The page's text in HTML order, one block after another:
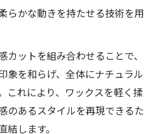
らかな動きを持たせる技術を用
カットを組み合わせることで、
象を和らげ、全体にナチュラル
これにより、ワックスを軽く揉
のあるスタイルを再現できるた
します。